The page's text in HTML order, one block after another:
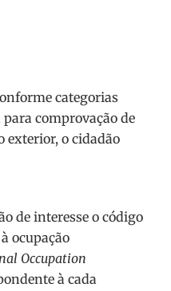
categorias
comprovação de
exterior, o cidadão
de interesse o código
ocupação
Occupation
à cada